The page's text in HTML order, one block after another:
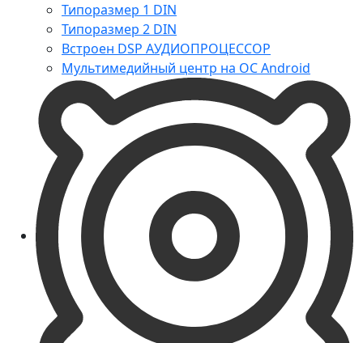
Типоразмер 1 DIN
Типоразмер 2 DIN
Встроен DSP АУДИОПРОЦЕССОР
Мультимедийный центр на ОС Android